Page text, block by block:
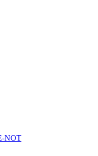
NOT